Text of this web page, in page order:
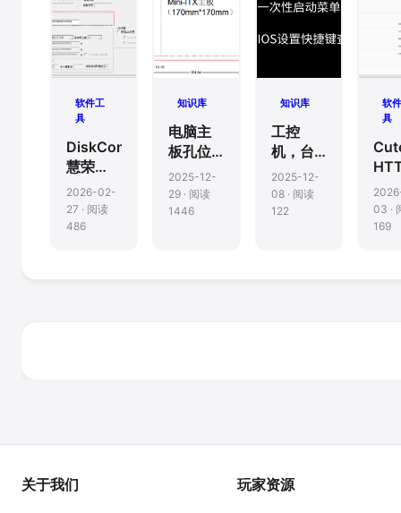
软件工
具
DiskControl-
慧荣
(SMI)主
控U盘量
产工具
2026-02-
27 · 阅读
486
知识库
电脑主
板孔位
结构孔
距尺寸
规格
2025-12-
29 · 阅读
1446
知识库
工控
机，台
式机品
牌主
板，笔
2025-12-
08 · 阅读
122
软
具
域
件
传
03 ·
169
关于我们 玩家资源